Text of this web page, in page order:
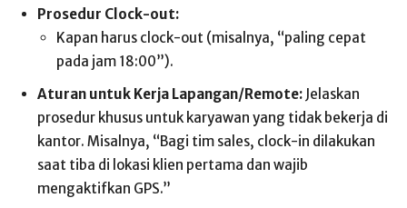
Prosedur Clock-out:
Kapan harus clock-out (misalnya, “paling cepat
pada jam 18:00”).
Aturan untuk Kerja Lapangan/Remote: Jelaskan
prosedur khusus untuk karyawan yang tidak bekerja di
kantor. Misalnya, “Bagi tim sales, clock-in dilakukan
saat tiba di lokasi klien pertama dan wajib
mengaktifkan GPS.”